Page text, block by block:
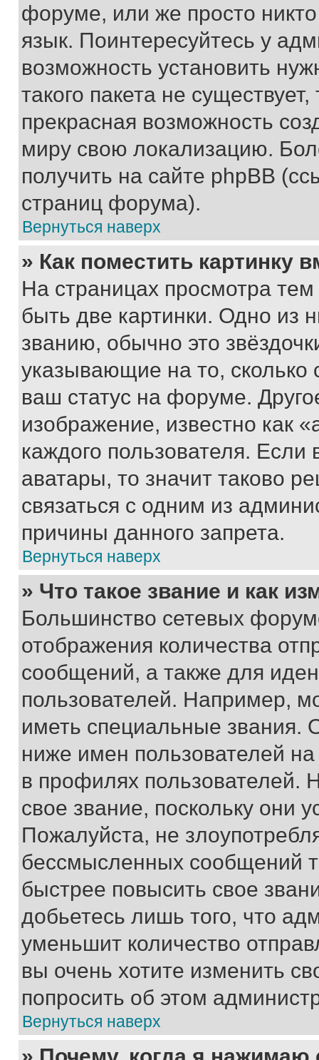
форуме, или же просто
язык. Поинтересуйтесь у
возможность установить
такого пакета не
прекрасная возможность
миру свою локализацию.
получить на сайте phpBB
страниц форума).
Вернуться наверх
» Как поместить картинку
На страницах просмотра
быть две картинки. Одно из
званию, обычно это
указывающие на то,
ваш статус на форуме.
изображение, известно как
каждого пользователя.
аватары, то значит таково
связаться с одним из
причины данного запрета.
Вернуться наверх
» Что такое звание и как
Большинство сетевых
отображения количества
сообщений, а также для
пользователей. Например,
иметь специальные звания.
ниже имен пользователей
в профилях
свое звание, поскольку они
Пожалуйста, не
бессмысленных сообщений
быстрее повысить свое
добьетесь лишь того, что
уменьшит количество
вы очень хотите изменить
попросить об этом
Вернуться наверх